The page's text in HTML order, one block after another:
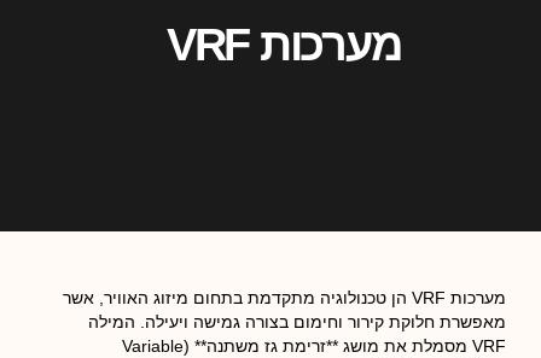
מערכות VRF
מערכות VRF הן טכנולוגיה מתקדמת בתחום מיזוג האוויר, אשר
מאפשרת חלוקת קירור וחימום בצורה גמישה ויעילה. המילה
VRF מסמלת את מושג **זרימת גז משתנה** (Variable